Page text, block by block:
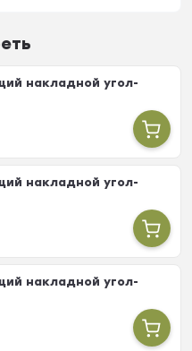
накладной угол-
накладной угол-
накладной угол-